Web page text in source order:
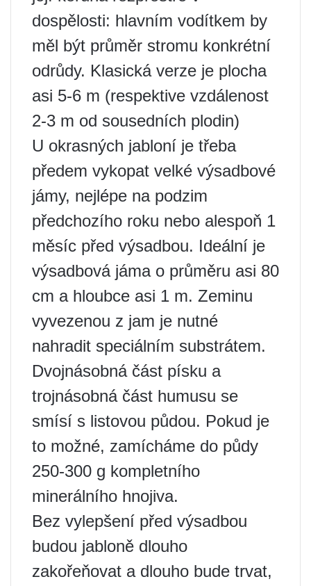
dospělosti: hlavním vodítkem by
měl být průměr stromu konkrétní
odrůdy. Klasická verze je plocha
asi 5-6 m (respektive vzdálenost
2-3 m od sousedních plodin)
U okrasných jabloní je třeba
předem vykopat velké výsadbové
jámy, nejlépe na podzim
předchozího roku nebo alespoň 1
měsíc před výsadbou. Ideální je
výsadbová jáma o průměru asi 80
cm a hloubce asi 1 m. Zeminu
vyvezenou z jam je nutné
nahradit speciálním substrátem.
Dvojnásobná část písku a
trojnásobná část humusu se
smísí s listovou půdou. Pokud je
to možné, zamícháme do půdy
250-300 g kompletního
minerálního hnojiva.
Bez vylepšení před výsadbou
budou jabloně dlouho
zakořeňovat a dlouho bude trvat,